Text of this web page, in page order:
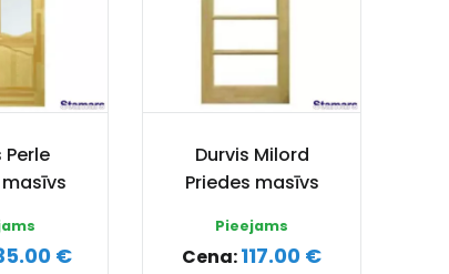
Perle
€
Durvis Milord
Priedes masīvs
Pieejams
Cena:117.00 €